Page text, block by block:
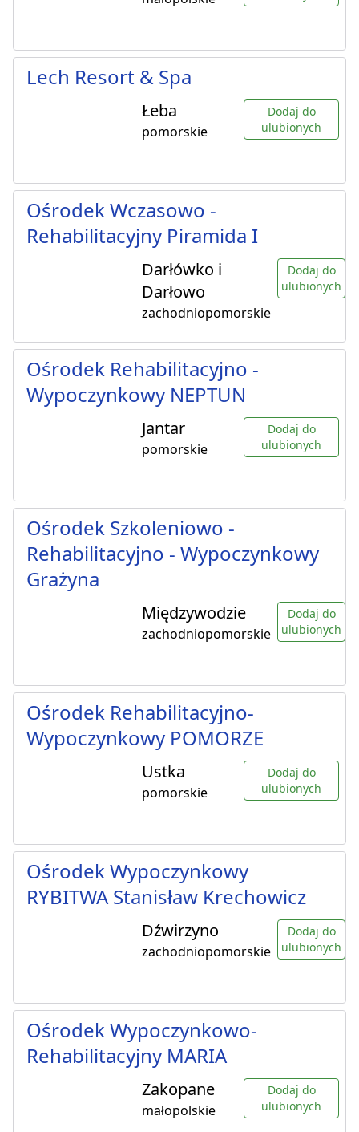
Lech Resort & Spa
Łeba
pomorskie
Dodaj do
ulubionych
Ośrodek Wczasowo -
Rehabilitacyjny Piramida I
Darłówko i
Darłowo
zachodniopomorskie
Dodaj do
ulubionych
Ośrodek Rehabilitacyjno -
Wypoczynkowy NEPTUN
Jantar
pomorskie
Dodaj do
ulubionych
Ośrodek Szkoleniowo -
Rehabilitacyjno - Wypoczynkowy
Grażyna
Międzywodzie
zachodniopomorskie
Dodaj do
ulubionych
Ośrodek Rehabilitacyjno-
Wypoczynkowy POMORZE
Ustka
pomorskie
Dodaj do
ulubionych
Ośrodek Wypoczynkowy
RYBITWA Stanisław Krechowicz
Dźwirzyno
zachodniopomorskie
Dodaj do
ulubionych
Ośrodek Wypoczynkowo-
Rehabilitacyjny MARIA
Zakopane
małopolskie
Dodaj do
ulubionych